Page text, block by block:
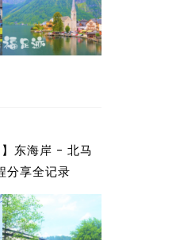
】东海岸 - 北马
分享全记录